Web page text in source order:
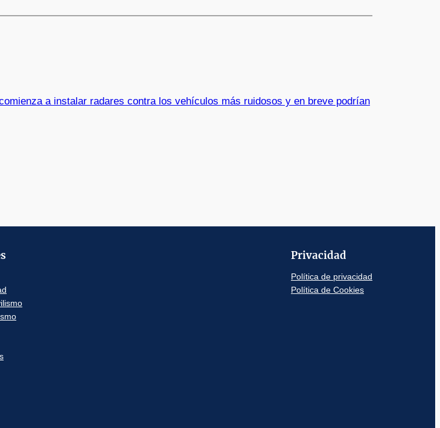
a instalar radares contra los vehículos más ruidosos y en breve podrían
Privacidad
Política de privacidad
Política de Cookies